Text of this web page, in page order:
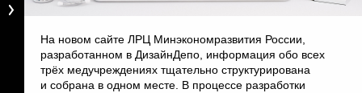
На новом сайте ЛРЦ Минэкономразвития России,
разработанном в ДизайнДепо, информация обо всех
трёх медучреждениях тщательно структурирована
и собрана в одном месте. В процессе разработки